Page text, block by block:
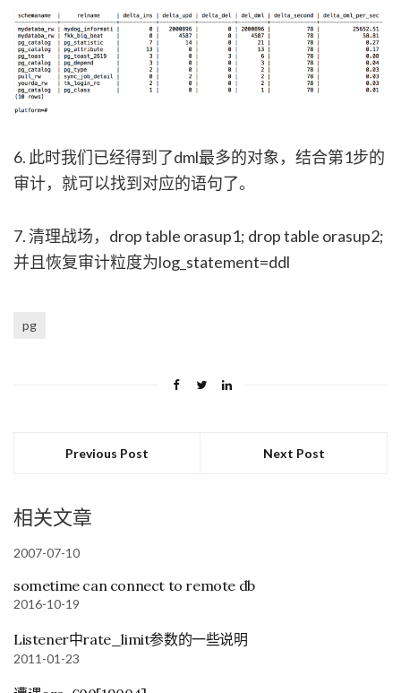
6. 此时我们已经得到了dml最多的对象，结合第1步的
审计，就可以找到对应的语句了。
7. 清理战场，drop table orasup1; drop table orasup2;
并且恢复审计粒度为log_statement=ddl
pg
Previous Post Next Post
相关文章
2007-07-10
sometime can connect to remote db
2016-10-19
Listener中rate_limit参数的一些说明
2011-01-23